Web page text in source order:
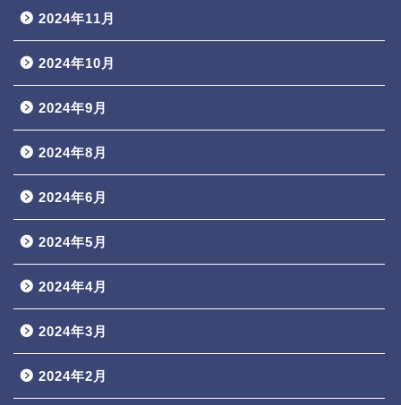
2024年11月
2024年10月
2024年9月
2024年8月
2024年6月
2024年5月
2024年4月
2024年3月
2024年2月